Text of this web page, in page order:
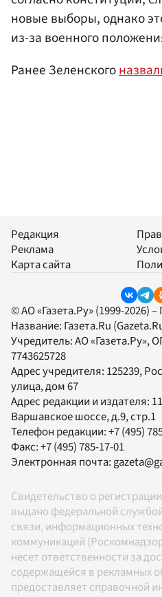
новые выборы, однако
из-за военного
Ранее Зеленского
Редакция
Реклама
Карта сайта
© АО «Газета.Ру» (1999-2026)
Название: Газета.Ru
Учредитель:АО «Газета.Ру»,
7743625728
Адрес учредителя: 125239,
улица, дом 67
Адрес редакции и издателя:
Варшавское шоссе, д.9, стр.1
Телефон редакции:+7 (495)
Факс:+7 (495) 785-17-01
Электронная почта:
Свидетельство о
выдано федеральной
связи, информационных
коммуникаций
несет ответственности за
содержащейся в рекламных
предоставляет справочной